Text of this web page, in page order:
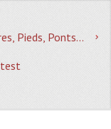
Pieds, Ponts...